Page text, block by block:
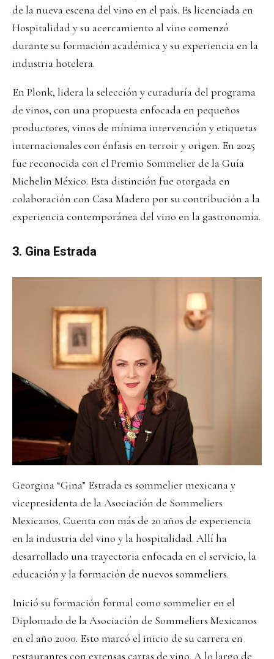
de la nueva escena del vino en el país. Es licenciada en
Hospitalidad y su acercamiento al vino comenzó
durante su formación académica y su experiencia en la
industria hotelera.
En Plonk, lidera la selección y curaduría del programa
de vinos, con una propuesta enfocada en pequeños
productores, vinos de mínima intervención y etiquetas
internacionales con énfasis en terroir y origen. En 2025
fue reconocida con el Premio Sommelier de la Guía
Michelin México. Esta distinción fue otorgada en
colaboración con Casa Madero por su contribución a la
experiencia contemporánea del vino en la gastronomía.
3. Gina Estrada
Georgina “Gina” Estrada es sommelier mexicana y
vicepresidenta de la Asociación de Sommeliers
Mexicanos. Cuenta con más de 20 años de experiencia
en la industria del vino y la hospitalidad. Allí ha
desarrollado una trayectoria enfocada en el servicio, la
educación y la formación de nuevos sommeliers.
Inició su formación formal como sommelier en el
Diplomado de la Asociación de Sommeliers Mexicanos
en el año 2000. Esto marcó el inicio de su carrera en
restaurantes con extensas cartas de vino. A lo largo de